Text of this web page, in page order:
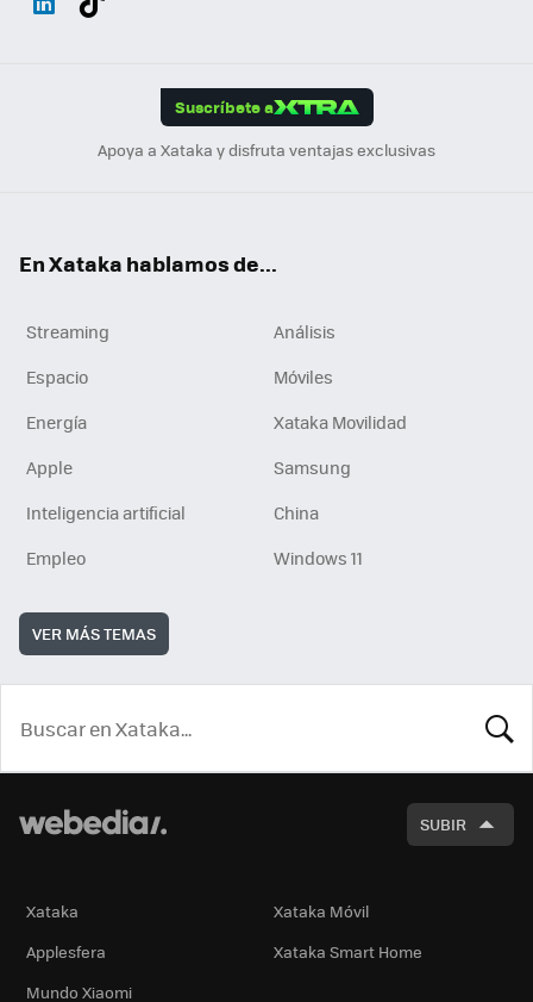
Suscríbete a
Apoya a Xataka y disfruta ventajas exclusivas
En Xataka hablamos de...
Streaming
Análisis
Espacio
Móviles
Energía
Xataka Movilidad
Apple
Samsung
Inteligencia artificial
China
Empleo
Windows 11
VER MÁS TEMAS
SUBIR
Xataka
Xataka Móvil
Applesfera
Xataka Smart Home
Mundo Xiaomi